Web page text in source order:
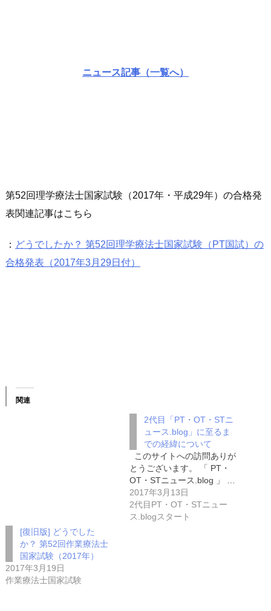
ニュース記事（一覧へ）
第52回理学療法士国家試験（2017年・平成29年）の合格発
表関連記事はこちら
： どうでしたか？ 第52回理学療法士国家試験（PT国試）の
合格発表（2017年3月29日付）
関連
[復旧版] どうでした
か？ 第52回作業療法士
国家試験（2017年）
2017年3月19日
作業療法士国家試験
2代目「PT・OT・STニ
ュース.blog」に至るま
での経緯について
このサイトへの訪問ありが
とうございます。 「 PT・
OT・STニュース.blog 」 …
2017年3月13日
2代目PT・OT・STニュー
ス.blogスタート